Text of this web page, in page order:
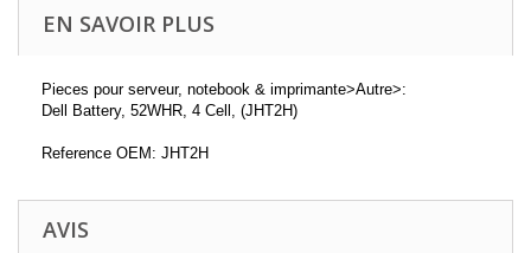
EN SAVOIR PLUS
Pieces pour serveur, notebook & imprimante>Autre>:
Dell Battery, 52WHR, 4 Cell, (JHT2H)
Reference OEM: JHT2H
AVIS